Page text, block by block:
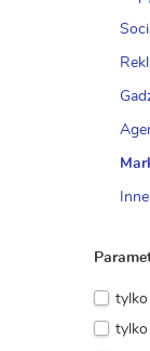
Inne
tylko
tylko